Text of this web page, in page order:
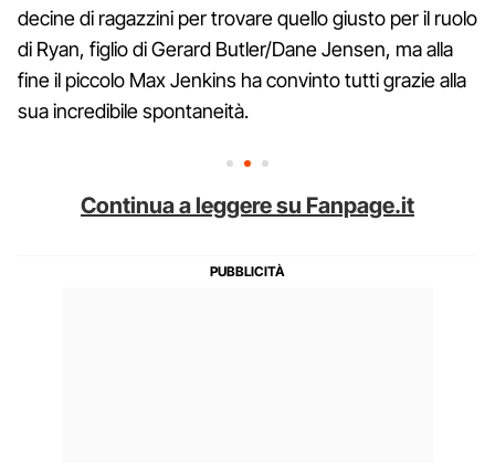
decine di ragazzini per trovare quello giusto per il ruolo
di Ryan, figlio di Gerard Butler/Dane Jensen, ma alla
fine il piccolo Max Jenkins ha convinto tutti grazie alla
sua incredibile spontaneità.
Continua a leggere su Fanpage.it